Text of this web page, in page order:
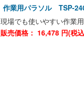
作業用パラソル TSP-
現場でも使いやすい作業
販売価格： 16,478 円(税